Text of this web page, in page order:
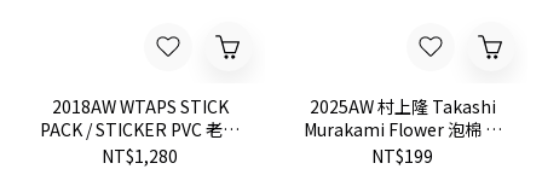
2018AW WTAPS STICK
PACK / STICKER PVC 老鷹
貼紙 絕版 現貨
NT$1,280
2025AW 村上隆 Takashi
Murakami Flower 泡棉 小
花 限定 貼紙 絕版 現貨
NT$199